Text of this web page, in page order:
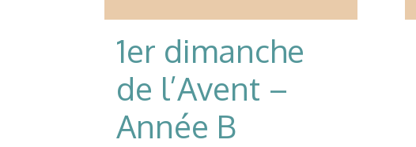
1er dimanche
de l’Avent –
Année B